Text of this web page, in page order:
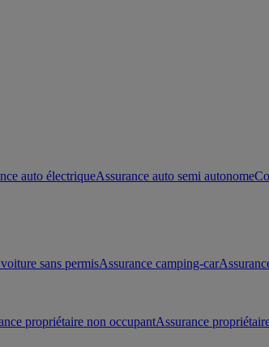
auto électriqueAssurance auto semi autonome
sans permisAssurance camping-car
propriétaire non occupantAssurance